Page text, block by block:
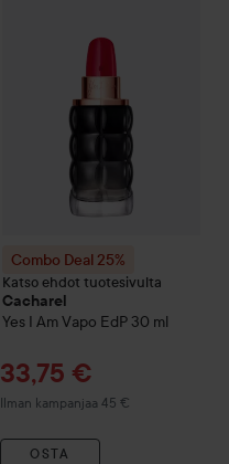
Combo Deal 25%
Katso ehdot tuotesivulta
Cacharel
Yes I Am Vapo EdP 30 ml
Tarjoushinta
33,75 €
Ilman kampanjaa 45 €
OSTA